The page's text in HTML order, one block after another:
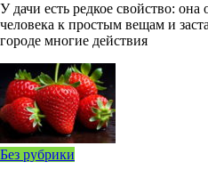
У дачи есть редкое свойство:
человека к простым вещам и
городе многие действия
Без рубрики